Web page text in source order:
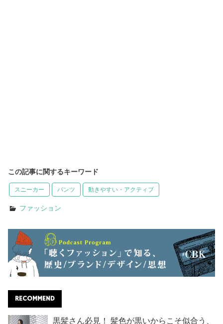
この記事に関するキーワード
スニーカー パンツ 動きやすい・アクティブ
ファッション
RECOMMEND
黒髪さん必見！ 髪色が黒いからこそ似合う、